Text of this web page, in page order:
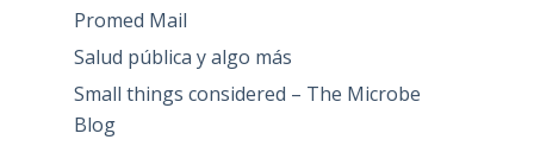
Promed Mail
Salud pública y algo más
Small things considered – The Microbe
Blog